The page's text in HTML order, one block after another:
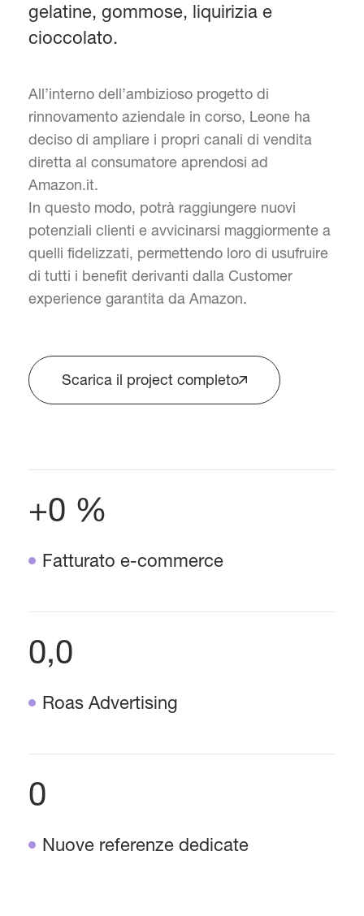
gelatine, gommose, liquirizia e
cioccolato.
All’interno dell’ambizioso progetto di
rinnovamento aziendale in corso, Leone ha
deciso di ampliare i propri canali di vendita
diretta al consumatore aprendosi ad
Amazon.it.
In questo modo, potrà raggiungere nuovi
potenziali clienti e avvicinarsi maggiormente a
quelli fidelizzati, permettendo loro di usufruire
di tutti i benefit derivanti dalla Customer
experience garantita da Amazon.
Scarica il project completo
+0 %
Fatturato e-commerce
0,0
Roas Advertising
0
Nuove referenze dedicate